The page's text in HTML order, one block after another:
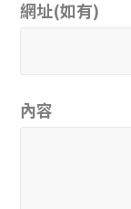
網址(如有)
內容